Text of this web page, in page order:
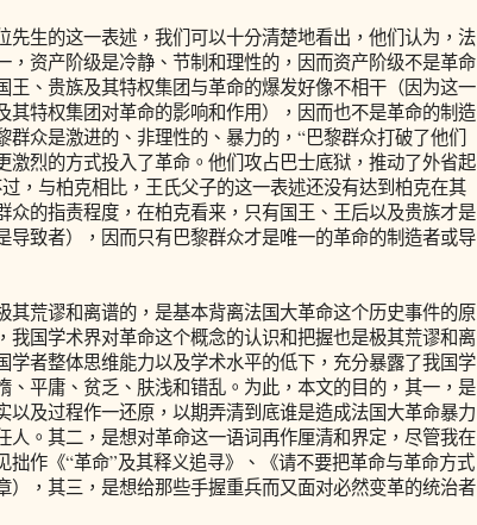
生的这一表述，我们可以十分清楚地看出，他们认为，法
，资产阶级是冷静、节制和理性的，因而资产阶级不是革命
王、贵族及其特权集团与革命的爆发好像不相干（因为这一
其特权集团对革命的影响和作用），因而也不是革命的制造
群众是激进的、非理性的、暴力的，“巴黎群众打破了他们
激烈的方式投入了革命。他们攻占巴士底狱，推动了外省起
，与柏克相比，王氏父子的这一表述还没有达到柏克在其
众的指责程度，在柏克看来，只有国王、王后以及贵族才是
导致者），因而只有巴黎群众才是唯一的革命的制造者或导
荒谬和离谱的，是基本背离法国大革命这个历史事件的原
我国学术界对革命这个概念的认识和把握也是极其荒谬和离
学者整体思维能力以及学术水平的低下，充分暴露了我国学
、平庸、贫乏、肤浅和错乱。为此，本文的目的，其一，是
以及过程作一还原，以期弄清到底谁是造成法国大革命暴力
人。其二，是想对革命这一语词再作厘清和界定，尽管我在
拙作《“革命”及其释义追寻》、《请不要把革命与革命方式
），其三，是想给那些手握重兵而又面对必然变革的统治者